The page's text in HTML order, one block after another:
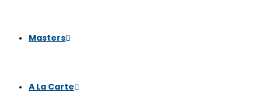
Masters
A La Carte